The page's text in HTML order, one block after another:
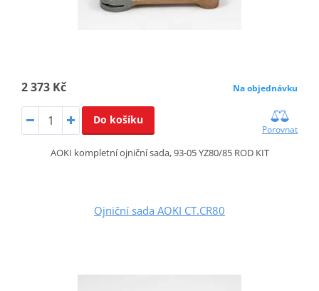
2 373 Kč Na objednávku
Do košíku
Porovnat
AOKI kompletní ojniční sada, 93-05 YZ80/85 ROD KIT
Ojniční sada AOKI CT.CR80